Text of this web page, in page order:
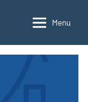
Menu